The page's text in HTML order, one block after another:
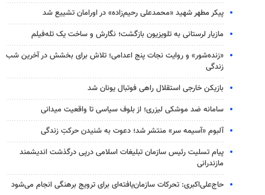
پیکر مطهر شهید «محمدعلی رحیم‌زاده» در اورامان تشییع شد
مازیار لرستانی به تلویزیون بازگشت؛ نگارش و ساخت یک تله‌فیلم
«زنده‌شور» و روایت نجات پنج اعدامی؛ تلاش برای بخشش در آخرین شب
زندگی
بازیکن خارجی استقلال راهی فوتبال یونان شد
سامانه ضد موشکی لیزری؛ از بلوف سیاسی تا واقعیت میدانی
آلبوم «آسیمه سر» منتشر شد؛ دعوت به شنیدن حرکتِ زندگی
پیام تسلیت رئیس سازمان تبلیغات اسلامی درپی درگذشت اندیشمند
مازندرانی
حاج‌علی‌اکبری: تحرکات سازمان‌یافته‌ای برای ترویج برهنگی انجام می‌شود